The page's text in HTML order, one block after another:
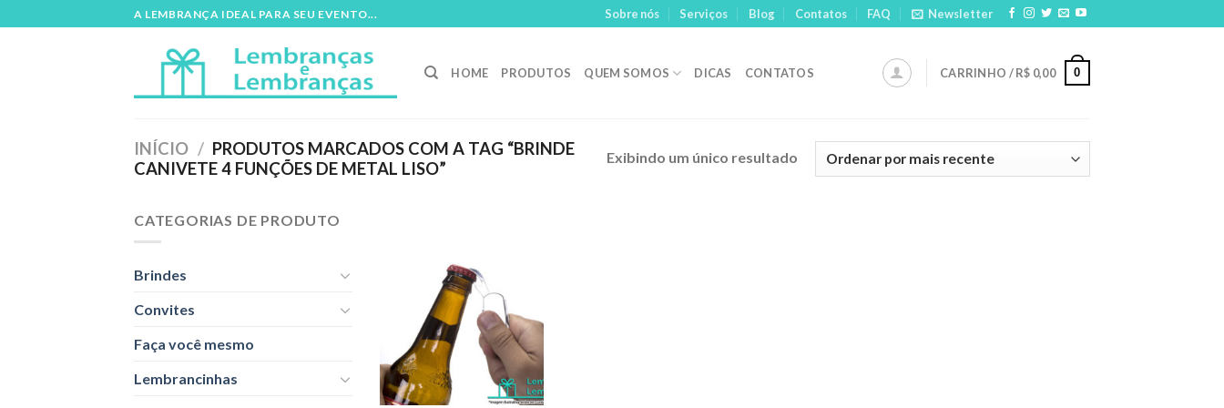
to
A LEMBRANÇA IDEAL PARA SEU EVENTO... Sobre nós Serviços Blog Contatos FAQ Newsletter
HOME PRODUTOS QUEM SOMOS DICAS CONTATOS CARRINHO /R$ 0,00 0
INÍCIO / PRODUTOS MARCADOS COM A TAG “BRINDE
CANIVETE 4 FUNÇÕES DE METAL LISO”
Exibindo um único resultado
CATEGORIAS DE PRODUTO
Brindes
Convites
Faça você mesmo
Lembrancinhas